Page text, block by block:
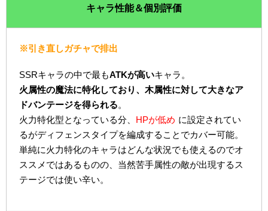
キャラ性能＆個別評価
※引き直しガチャで排出
SSRキャラの中で最もATKが高いキャラ。
火属性の魔法に特化しており、木属性に対して大きなア
ドバンテージを得られる。
火力特化型となっている分、 HPが低め に設定されてい
るがディフェンスタイプを編成することでカバー可能。
単純に火力特化のキャラはどんな状況でも使えるのでオ
ススメではあるものの、当然苦手属性の敵が出現するス
テージでは使い辛い。